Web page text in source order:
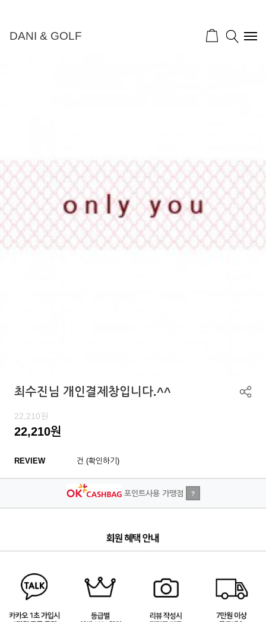
DANI & GOLF
최수진님 개인결제창입니다.^^
22,210원
22,210원
REVIEW 건 (확인하기)
포인트사용 가맹점 ?